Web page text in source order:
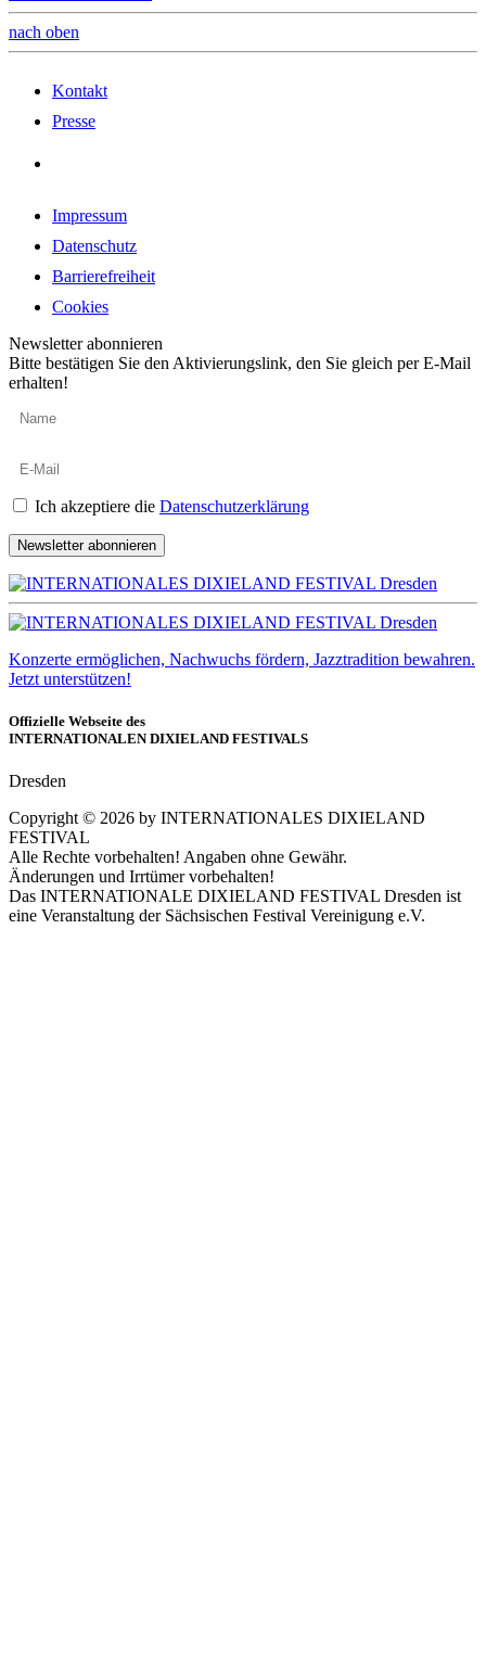
nach oben
Kontakt
Presse
Impressum
Datenschutz
Barrierefreiheit
Cookies
Newsletter abonnieren
Bitte bestätigen Sie den Aktivierungslink, den Sie gleich per E-Mail
erhalten!
Ich akzeptiere die Datenschutzerklärung
Newsletter abonnieren
Konzerte ermöglichen, Nachwuchs fördern, Jazztradition bewahren.
Jetzt unterstützen!
Offizielle Webseite des
INTERNATIONALEN DIXIELAND FESTIVALS
Dresden
Copyright © 2026 by INTERNATIONALES DIXIELAND
FESTIVAL
Alle Rechte vorbehalten! Angaben ohne Gewähr.
Änderungen und Irrtümer vorbehalten!
Das INTERNATIONALE DIXIELAND FESTIVAL Dresden ist
eine Veranstaltung der Sächsischen Festival Vereinigung e.V.